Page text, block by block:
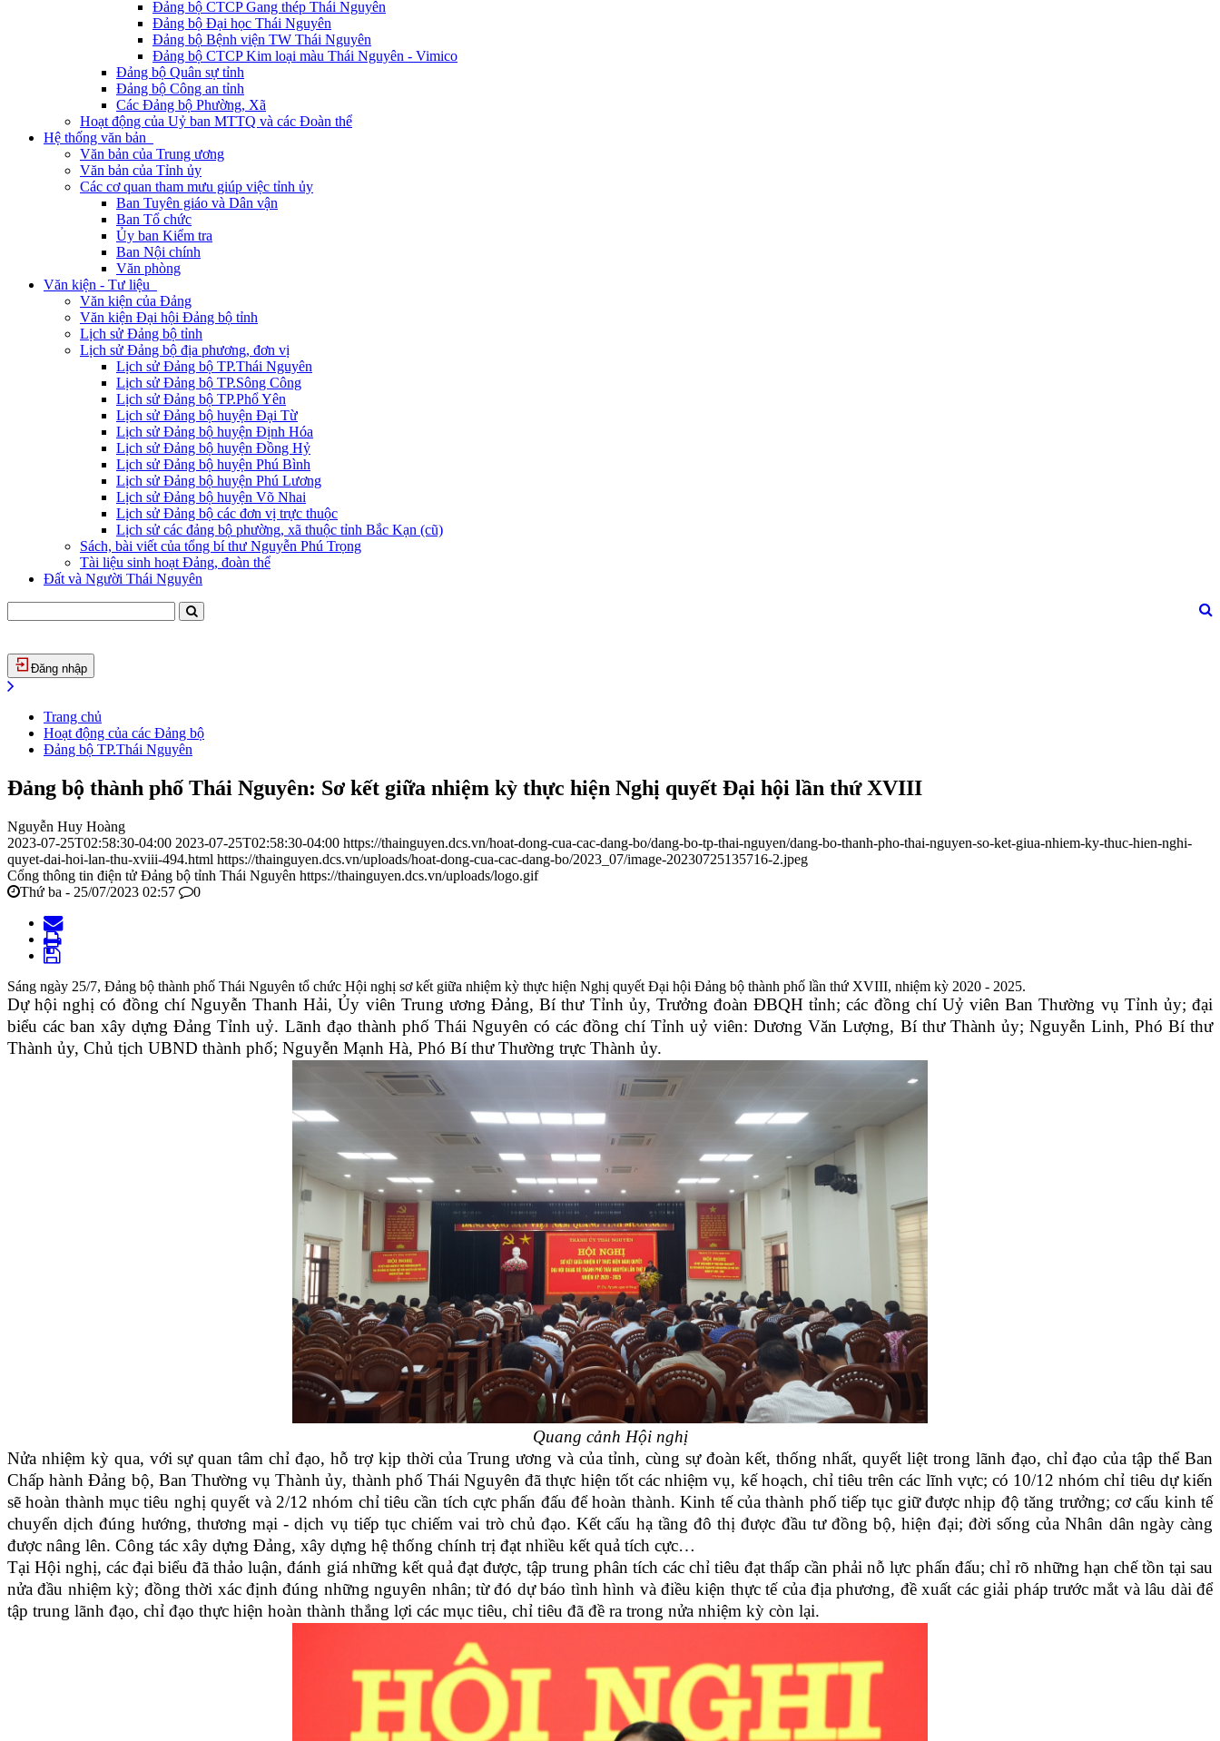
Đảng bộ CTCP Gang thép Thái Nguyên
Đảng bộ Đại học Thái Nguyên
Đảng bộ Bệnh viện TW Thái Nguyên
Đảng bộ CTCP Kim loại màu Thái Nguyên - Vimico
Đảng bộ Quân sự tỉnh
Đảng bộ Công an tỉnh
Các Đảng bộ Phường, Xã
Hoạt động của Uỷ ban MTTQ và các Đoàn thể
Hệ thống văn bản
Văn bản của Trung ương
Văn bản của Tỉnh ủy
Các cơ quan tham mưu giúp việc tỉnh ủy
Ban Tuyên giáo và Dân vận
Ban Tổ chức
Ủy ban Kiểm tra
Ban Nội chính
Văn phòng
Văn kiện - Tư liệu
Văn kiện của Đảng
Văn kiện Đại hội Đảng bộ tỉnh
Lịch sử Đảng bộ tỉnh
Lịch sử Đảng bộ địa phương, đơn vị
Lịch sử Đảng bộ TP.Thái Nguyên
Lịch sử Đảng bộ TP.Sông Công
Lịch sử Đảng bộ TP.Phổ Yên
Lịch sử Đảng bộ huyện Đại Từ
Lịch sử Đảng bộ huyện Định Hóa
Lịch sử Đảng bộ huyện Đồng Hỷ
Lịch sử Đảng bộ huyện Phú Bình
Lịch sử Đảng bộ huyện Phú Lương
Lịch sử Đảng bộ huyện Võ Nhai
Lịch sử Đảng bộ các đơn vị trực thuộc
Lịch sử các đảng bộ phường, xã thuộc tỉnh Bắc Kạn (cũ)
Sách, bài viết của tổng bí thư Nguyễn Phú Trọng
Tài liệu sinh hoạt Đảng, đoàn thể
Đất và Người Thái Nguyên
Đăng nhập
Trang chủ
Hoạt động của các Đảng bộ
Đảng bộ TP.Thái Nguyên
Đảng bộ thành phố Thái Nguyên: Sơ kết giữa nhiệm kỳ thực hiện Nghị quyết Đại hội lần thứ XVIII
Nguyễn Huy Hoàng
2023-07-25T02:58:30-04:00 2023-07-25T02:58:30-04:00 https://thainguyen.dcs.vn/hoat-dong-cua-cac-dang-bo/dang-bo-tp-thai-nguyen/dang-bo-thanh-pho-thai-nguyen-so-ket-giua-nhiem-ky-thuc-hien-nghi-
quyet-dai-hoi-lan-thu-xviii-494.html https://thainguyen.dcs.vn/uploads/hoat-dong-cua-cac-dang-bo/2023_07/image-20230725135716-2.jpeg
Cổng thông tin điện tử Đảng bộ tỉnh Thái Nguyên https://thainguyen.dcs.vn/uploads/logo.gif
Thứ ba - 25/07/2023 02:57
0
Sáng ngày 25/7, Đảng bộ thành phố Thái Nguyên tổ chức Hội nghị sơ kết giữa nhiệm kỳ thực hiện Nghị quyết Đại hội Đảng bộ thành phố lần thứ XVIII, nhiệm kỳ 2020 - 2025.
Dự hội nghị có đồng chí Nguyễn Thanh Hải, Ủy viên Trung ương Đảng, Bí thư Tỉnh ủy, Trưởng đoàn ĐBQH tỉnh; các đồng chí Uỷ viên Ban Thường vụ Tỉnh ủy; đại
biểu các ban xây dựng Đảng Tỉnh uỷ. Lãnh đạo thành phố Thái Nguyên có các đồng chí Tỉnh uỷ viên: Dương Văn Lượng, Bí thư Thành ủy; Nguyễn Linh, Phó Bí thư
Thành ủy, Chủ tịch UBND thành phố; Nguyễn Mạnh Hà, Phó Bí thư Thường trực Thành ủy.
Quang cảnh Hội nghị
Nửa nhiệm kỳ qua, với sự quan tâm chỉ đạo, hỗ trợ kịp thời của Trung ương và của tỉnh, cùng sự đoàn kết, thống nhất, quyết liệt trong lãnh đạo, chỉ đạo của tập thể Ban
Chấp hành Đảng bộ, Ban Thường vụ Thành ủy, thành phố Thái Nguyên đã thực hiện tốt các nhiệm vụ, kế hoạch, chỉ tiêu trên các lĩnh vực; có 10/12 nhóm chỉ tiêu dự kiến
sẽ hoàn thành mục tiêu nghị quyết và 2/12 nhóm chỉ tiêu cần tích cực phấn đấu để hoàn thành. Kinh tế của thành phố tiếp tục giữ được nhịp độ tăng trưởng; cơ cấu kinh tế
chuyển dịch đúng hướng, thương mại - dịch vụ tiếp tục chiếm vai trò chủ đạo. Kết cấu hạ tầng đô thị được đầu tư đồng bộ, hiện đại; đời sống của Nhân dân ngày càng
được nâng lên. Công tác xây dựng Đảng, xây dựng hệ thống chính trị đạt nhiều kết quả tích cực…
Tại Hội nghị, các đại biểu đã thảo luận, đánh giá những kết quả đạt được, tập trung phân tích các chỉ tiêu đạt thấp cần phải nỗ lực phấn đấu; chỉ rõ những hạn chế tồn tại sau
nửa đầu nhiệm kỳ; đồng thời xác định đúng những nguyên nhân; từ đó dự báo tình hình và điều kiện thực tế của địa phương, đề xuất các giải pháp trước mắt và lâu dài để
tập trung lãnh đạo, chỉ đạo thực hiện hoàn thành thắng lợi các mục tiêu, chỉ tiêu đã đề ra trong nửa nhiệm kỳ còn lại.